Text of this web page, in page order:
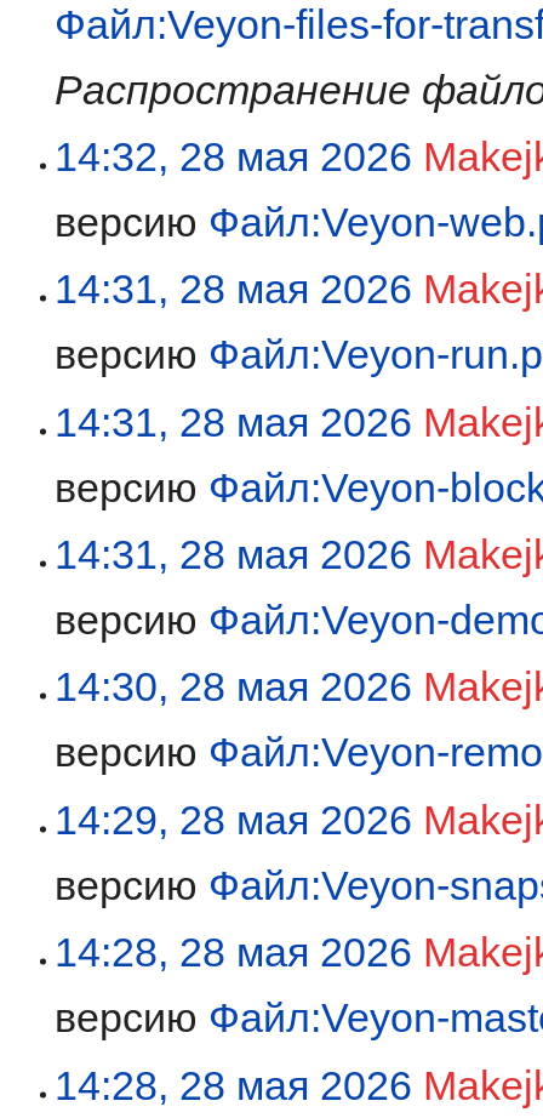
Файл:Veyon-files-for-
Распространение
14:32, 28 мая 2026
версию Файл:Veyon-
14:31, 28 мая 2026
версию Файл:Veyon-
14:31, 28 мая 2026
версию Файл:Veyon-
14:31, 28 мая 2026
версию Файл:Veyon-
14:30, 28 мая 2026
версию Файл:Veyon-
14:29, 28 мая 2026
версию Файл:Veyon-
14:28, 28 мая 2026
версию Файл:Veyon-
14:28, 28 мая 2026